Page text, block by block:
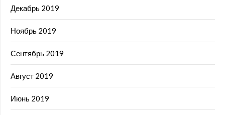
Декабрь 2019
Ноябрь 2019
Сентябрь 2019
Август 2019
Июнь 2019